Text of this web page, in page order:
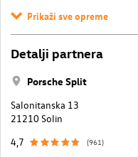
Prikaži sve opreme
Detalji partnera
Porsche Split
Salonitanska 13
21210 Solin
4,7
(961)